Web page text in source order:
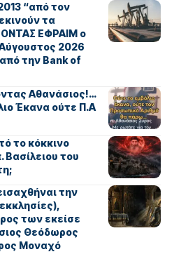
“από τον
τα
ΕΦΡΑΙΜ ο
2026
την Bank of
Αθανάσιος!…
Έκανα ούτε Π.Α
το κόκκινο
Βασίλειου του
την
των εκείσε
Θεόδωρος
Μοναχό